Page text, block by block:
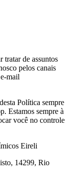
tratar de assuntos
pelos canais
mail
Política sempre
Estamos sempre à
você no controle
Eireli
14299, Rio